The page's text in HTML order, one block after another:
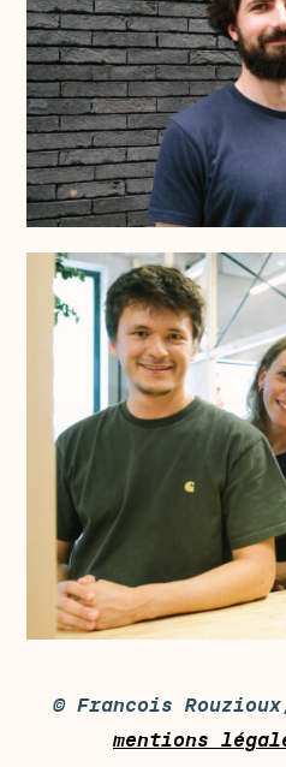
© Francois
mentions